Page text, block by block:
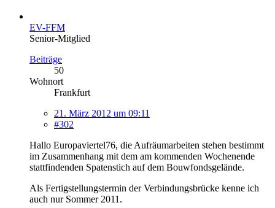
EV-FFM
Senior-Mitglied
Beiträge
50
Wohnort
Frankfurt
21. März 2012 um 09:11
#302
Hallo Europaviertel76, die Aufräumarbeiten stehen bestimmt
im Zusammenhang mit dem am kommenden Wochenende
stattfindenden Spatenstich auf dem Bouwfondsgelände.
Als Fertigstellungstermin der Verbindungsbrücke kenne ich
auch nur Sommer 2011.